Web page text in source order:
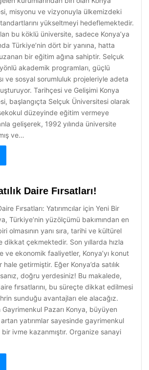
misyonu ve vizyonuyla ülkemizdeki
yükseltmeyi hedeflemektedir.
bu köklü üniversite, sadece Konya’ya
Türkiye’nin dört bir yanına, hatta
bir eğitim ağına sahiptir. Selçuk
akademik programları, güçlü
ve sosyal sorumluluk projeleriyle adeta
Tarihçesi ve Gelişimi Konya
başlangıçta Selçuk Üniversitesi olarak
düzeyinde eğitim vermeye
gelişerek, 1992 yılında üniversite
ve…
Daire Fırsatları!
Fırsatları: Yatırımcılar için Yeni Bir
Türkiye’nin yüzölçümü bakımından en
olmasının yanı sıra, tarihi ve kültürel
dikkat çekmektedir. Son yıllarda hızla
ve ekonomik faaliyetler, Konya’yı konut
hale getirmiştir. Eğer Konya’da satılık
doğru yerdesiniz! Bu makalede,
fırsatlarını, bu süreçte dikkat edilmesi
sunduğu avantajları ele alacağız.
Gayrimenkul Pazarı Konya, büyüyen
yatırımlar sayesinde gayrimenkul
ivme kazanmıştır. Organize sanayi